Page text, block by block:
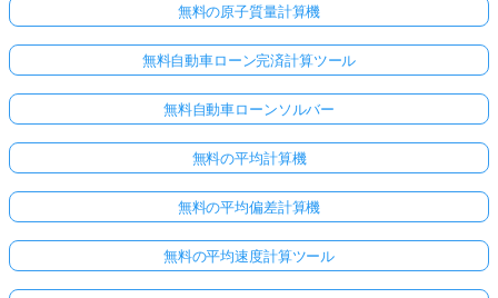
無料の原子質量計算機
無料自動車ローン完済計算ツール
無料自動車ローンソルバー
無料の平均計算機
無料の平均偏差計算機
無料の平均速度計算ツール